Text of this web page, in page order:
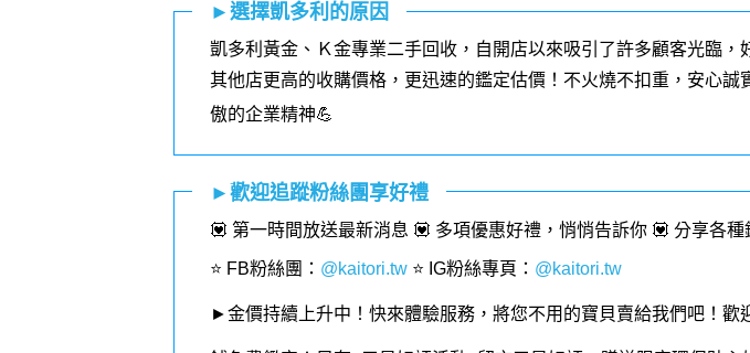
►選擇凱多利的原因
凱多利黃金、Ｋ金專業二手回收，自開店以來吸引了許多顧客光臨，
其他店更高的收購價格，更迅速的鑑定估價！不火燒不扣重，安心誠
傲的企業精神💪
►歡迎追蹤粉絲團享好禮
💟 第一時間放送最新消息 💟 多項優惠好禮，悄悄告訴你 💟 分享各種
⭐️ FB粉絲團 ： @kaitori.tw ⭐️ IG粉絲專頁 ： @kaitori.tw
►金價持續上升中！快來體驗服務，將您不用的寶貝賣給我們吧！歡